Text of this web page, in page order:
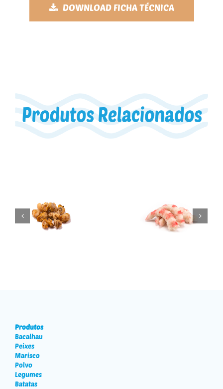
DOWNLOAD FICHA TÉCNICA
Miolo de Búzio Sereias do Mar
Produtos
Bacalhau
Peixes
Marisco
Polvo
Legumes
Batatas